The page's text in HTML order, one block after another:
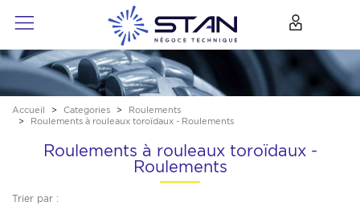
Accueil Categories
Roulements
Roulements à rouleaux toroïdaux - Roulements
Roulements à rouleaux toroïdaux -
Roulements
Trier par :